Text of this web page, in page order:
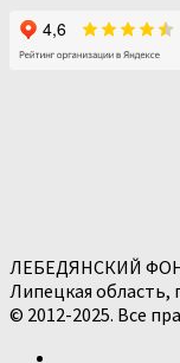
ЛЕБЕДЯНСКИЙ
Липецкая область,
© 2012-2025. Все